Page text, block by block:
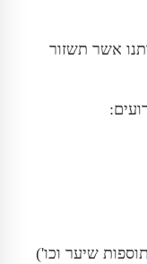
אשר תשזור
שיער וכו')